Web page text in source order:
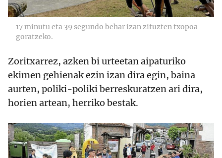
17 minutu eta 39 segundo behar izan zituzten txopoa
goratzeko.
Zoritxarrez, azken bi urteetan aipaturiko
ekimen gehienak ezin izan dira egin, baina
aurten, poliki-poliki berreskuratzen ari dira,
horien artean, herriko bestak.